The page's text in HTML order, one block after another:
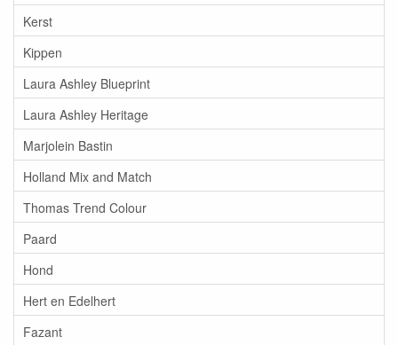
Kerst
Kippen
Laura Ashley Blueprint
Laura Ashley Heritage
Marjolein Bastin
Holland Mix and Match
Thomas Trend Colour
Paard
Hond
Hert en Edelhert
Fazant